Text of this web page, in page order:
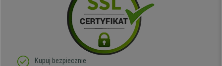
Kupuj bezpiecznie